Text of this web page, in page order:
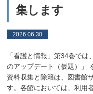
集します
2026.06.30
「看護と情報」第34巻で
のアップデート（仮題）」
資料収集と除籍は、図書館
す。各館においては、利用